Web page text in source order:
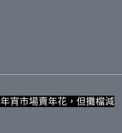
宵市場賣年花，但攤檔減